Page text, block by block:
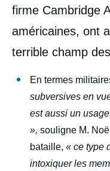
firme Cambridge
américaines, ont
terrible champ
En termes
subversives en
est aussi un
», souligne M.
bataille, « ce type
intoxiquer les